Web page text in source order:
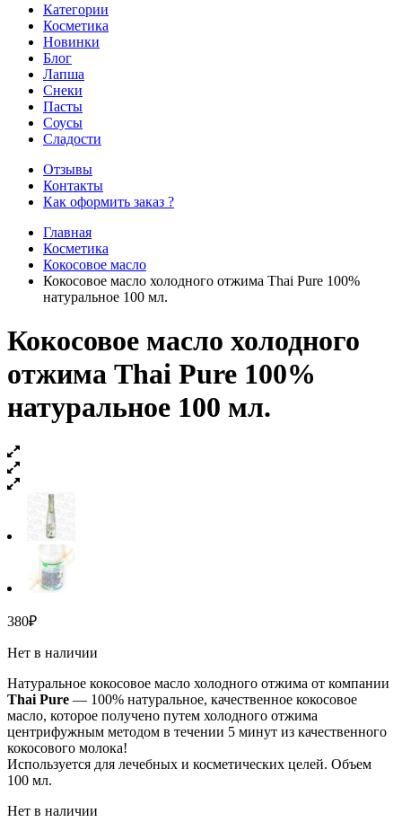
Категории
Косметика
Новинки
Блог
Лапша
Снеки
Пасты
Соусы
Сладости
Отзывы
Контакты
Как оформить заказ ?
Главная
Косметика
Кокосовое масло
Кокосовое масло холодного отжима Thai Pure 100%
натуральное 100 мл.
Кокосовое масло холодного
отжима Thai Pure 100%
натуральное 100 мл.
380₽
Нет в наличии
Натуральное кокосовое масло холодного отжима от компании
Thai Pure — 100% натуральное, качественное кокосовое
масло, которое получено путем холодного отжима
центрифужным методом в течении 5 минут из качественного
кокосового молока!
Используется для лечебных и косметических целей. Объем
100 мл.
Нет в наличии